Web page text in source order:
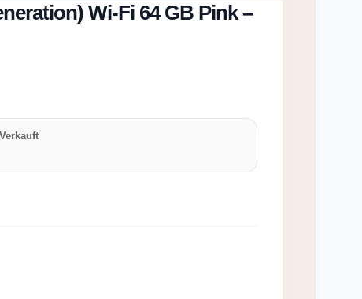
Wi-Fi 64 GB Pink –
Verkauft